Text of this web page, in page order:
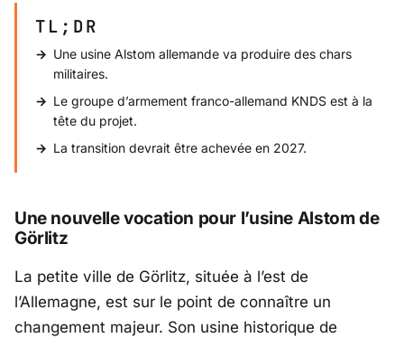
TL;DR
Une usine Alstom allemande va produire des chars
militaires.
Le groupe d’armement franco-allemand KNDS est à la
tête du projet.
La transition devrait être achevée en 2027.
Une nouvelle vocation pour l’usine Alstom de
Görlitz
La petite ville de Görlitz, située à l’est de
l’Allemagne, est sur le point de connaître un
changement majeur. Son usine historique de